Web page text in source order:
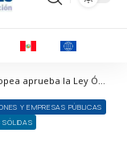
Corresponsables > Destacado > La Comisión Europea aprueba la Ley Ómnibus para simplificar normativas y modificar el marco de la Sostenibilidad empresarial
Y EMPRESAS PÚBLICAS